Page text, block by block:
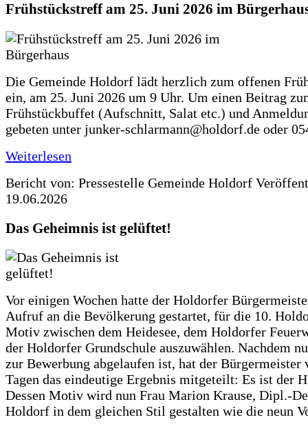
Frühstückstreff am 25. Juni 2026 im
Die Gemeinde Holdorf lädt herzlich zum offenen
ein, am 25. Juni 2026 um 9 Uhr. Um einen Beitrag
Frühstückbuffet (Aufschnitt, Salat etc.) und
gebeten unter junker-schlarmann@holdorf.de oder
Weiterlesen
Bericht von: Pressestelle Gemeinde Holdorf
19.06.2026
Das Geheimnis ist gelüftet!
Vor einigen Wochen hatte der Holdorfer
Aufruf an die Bevölkerung gestartet, für die 10.
Motiv zwischen dem Heidesee, dem Holdorfer
der Holdorfer Grundschule auszuwählen. Nachdem
zur Bewerbung abgelaufen ist, hat der Bürgermeister
Tagen das eindeutige Ergebnis mitgeteilt: Es ist der
Dessen Motiv wird nun Frau Marion Krause, Dipl.-
Holdorf in dem gleichen Stil gestalten wie die neun